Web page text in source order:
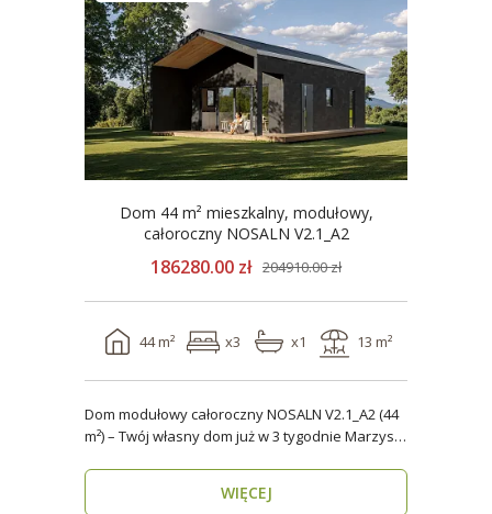
Dom 44 m² mieszkalny, modułowy,
całoroczny NOSALN V2.1_A2
186280.00 zł 204910.00 zł
44 m² x3 x1 13 m²
Dom modułowy całoroczny NOSALN V2.1_A2 (44
m²) – Twój własny dom już w 3 tygodnie Marzysz
WIĘCEJ